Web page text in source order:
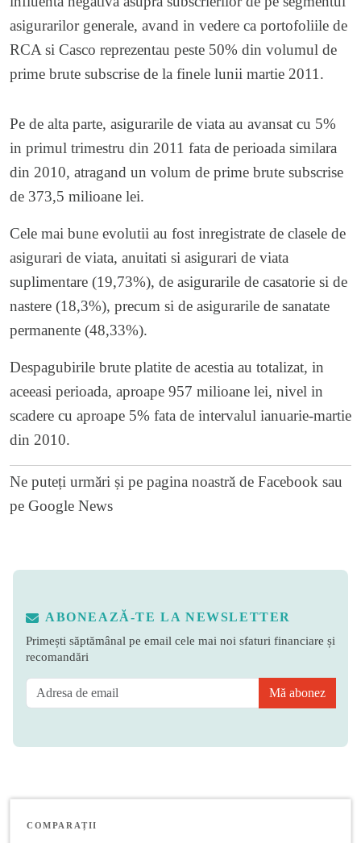
asigurarilor generale, avand in vedere ca portofoliile de
RCA si Casco reprezentau peste 50% din volumul de
prime brute subscrise de la finele lunii martie 2011.
Pe de alta parte, asigurarile de viata au avansat cu 5%
in primul trimestru din 2011 fata de perioada similara
din 2010, atragand un volum de prime brute subscrise
de 373,5 milioane lei.
Cele mai bune evolutii au fost inregistrate de clasele de
asigurari de viata, anuitati si asigurari de viata
suplimentare (19,73%), de asigurarile de casatorie si de
nastere (18,3%), precum si de asigurarile de sanatate
permanente (48,33%).
Despagubirile brute platite de acestia au totalizat, in
aceeasi perioada, aproape 957 milioane lei, nivel in
scadere cu aproape 5% fata de intervalul ianuarie-martie
din 2010.
Ne puteți urmări și pe pagina noastră de Facebook sau
pe Google News
ABONEAZĂ-TE LA NEWSLETTER
Primești săptămânal pe email cele mai noi sfaturi financiare și
recomandări
Mă abonez
COMPARAȚII